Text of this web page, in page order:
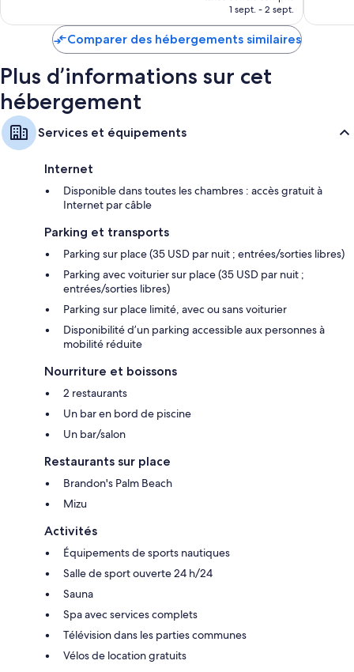
Recyclage, ampoules LED et produits de nettoyage écologiques
fournis
Salle de bains avec articles de toilette de luxe et douche
Télévision LCD 55 pouces avec chaînes thématiques
Service de ménage quotidien, bureau et téléphone
prix
de
1 sept. - 2 sept.
Comparer des hébergements similaires
Plus d’informations sur cet
hébergement
Services et équipements
Internet
Disponible dans toutes les chambres : accès gratuit à
Internet par câble
Parking et transports
Parking sur place (35 USD par nuit ; entrées/sorties libres)
Parking avec voiturier sur place (35 USD par nuit ;
entrées/sorties libres)
Parking sur place limité, avec ou sans voiturier
Disponibilité d’un parking accessible aux personnes à
mobilité réduite
Nourriture et boissons
2 restaurants
Un bar en bord de piscine
Un bar/salon
Restaurants sur place
Brandon's Palm Beach
Mizu
Activités
Équipements de sports nautiques
Salle de sport ouverte 24 h/24
Sauna
Spa avec services complets
Télévision dans les parties communes
Vélos de location gratuits